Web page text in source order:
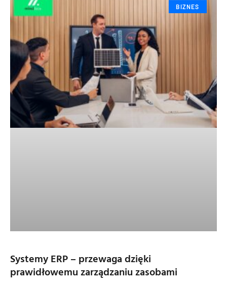
BIZNES
Systemy ERP – przewaga dzięki
prawidłowemu zarządzaniu zasobami